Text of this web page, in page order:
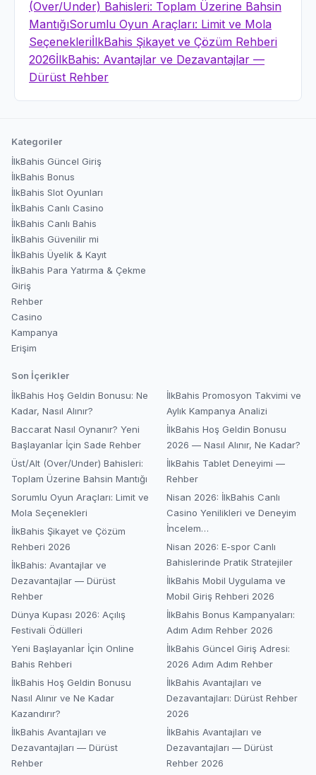
(Over/Under) Bahisleri: Toplam Üzerine Bahsin
MantığıSorumlu Oyun Araçları: Limit ve Mola
SeçenekleriİlkBahis Şikayet ve Çözüm Rehberi
2026İlkBahis: Avantajlar ve Dezavantajlar —
Dürüst Rehber
Kategoriler
İlkBahis Güncel Giriş
İlkBahis Bonus
İlkBahis Slot Oyunları
İlkBahis Canlı Casino
İlkBahis Canlı Bahis
İlkBahis Güvenilir mi
İlkBahis Üyelik & Kayıt
İlkBahis Para Yatırma & Çekme
Giriş
Rehber
Casino
Kampanya
Erişim
Son İçerikler
İlkBahis Hoş Geldin Bonusu: Ne
Kadar, Nasıl Alınır?
Baccarat Nasıl Oynanır? Yeni
Başlayanlar İçin Sade Rehber
Üst/Alt (Over/Under) Bahisleri:
Toplam Üzerine Bahsin Mantığı
Sorumlu Oyun Araçları: Limit ve
Mola Seçenekleri
İlkBahis Şikayet ve Çözüm
Rehberi 2026
İlkBahis: Avantajlar ve
Dezavantajlar — Dürüst
Rehber
Dünya Kupası 2026: Açılış
Festivali Ödülleri
Yeni Başlayanlar İçin Online
Bahis Rehberi
İlkBahis Hoş Geldin Bonusu
Nasıl Alınır ve Ne Kadar
Kazandırır?
İlkBahis Avantajları ve
Dezavantajları — Dürüst
Rehber
İlkBahis Promosyon Takvimi ve
Aylık Kampanya Analizi
İlkBahis Hoş Geldin Bonusu
2026 — Nasıl Alınır, Ne Kadar?
İlkBahis Tablet Deneyimi —
Rehber
Nisan 2026: İlkBahis Canlı
Casino Yenilikleri ve Deneyim
İncelem…
Nisan 2026: E-spor Canlı
Bahislerinde Pratik Stratejiler
İlkBahis Mobil Uygulama ve
Mobil Giriş Rehberi 2026
İlkBahis Bonus Kampanyaları:
Adım Adım Rehber 2026
İlkBahis Güncel Giriş Adresi:
2026 Adım Adım Rehber
İlkBahis Avantajları ve
Dezavantajları: Dürüst Rehber
2026
İlkBahis Avantajları ve
Dezavantajları — Dürüst
Rehber 2026